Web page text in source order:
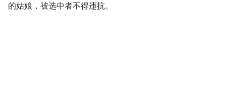
的姑娘，被选中者不得违抗。